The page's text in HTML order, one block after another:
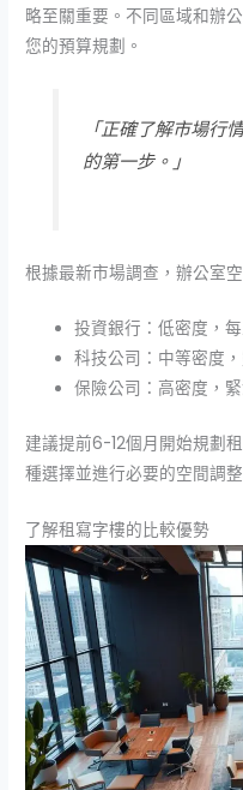
略至關重要。不同區域和辦
您的預算規劃。
「正確了解市場行
的第一步。」
根據最新市場調查，辦公室
投資銀行：低密度，
科技公司：中等密度
保險公司：高密度，
建議提前6-12個月開始規劃
種選擇並進行必要的空間調整
了解租寫字樓的比較優勢